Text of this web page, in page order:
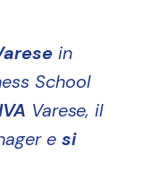
in
School
Varese, il
e si